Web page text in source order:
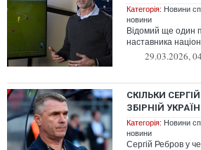
Категорія: Новини
новини
Відомий ще один
наставника
29.03.2026,
СКІЛЬКИ
ЗБІРНІЙ
Категорія: Новини
новини
Сергій Ребров у